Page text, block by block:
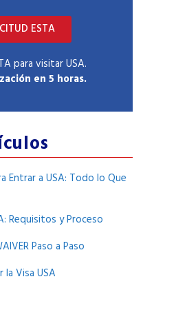
ESTA
para visitar USA.
en 5 horas.
Entrar a USA: Todo lo Que
Requisitos y Proceso
Paso a Paso
Visa USA